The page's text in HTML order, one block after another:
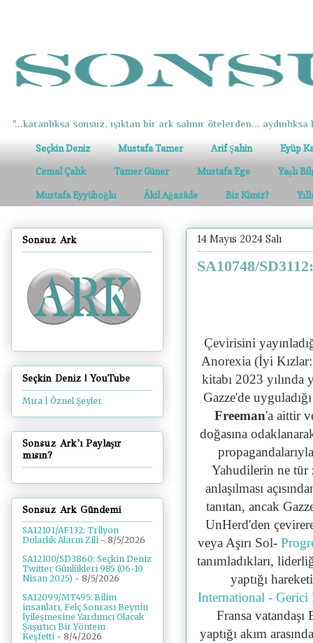
"...karanlıksa sonsuz, ışıktan bir ark salınır ötelerden... aydınlıksa
Seçkin Deniz Mustafa Tamer Arif Şahin Eyüp
Cemal Çalık Tamer Güner Mustafa Ege Yaşlı
Mustafa Eyyüboğlu Âkil Ağazâde Biz Kimiz?
14 Mayıs 2024 Salı
SA10748/
Çevirisini
Anorexia (İyi
kitabı 2023 yılında
Gazze'de
Freeman'a aittir
doğasına
Yahudilerin ne tür
anlaşılması
tanıtan, ancak
UnHerd'den
veya Aşırı Sol-
tanımladıkları,
yaptığı
International - Gerici
Fransa
yaptığı akım
Sonsuz Ark
Seçkin Deniz | YouTube
Mıra | Öznel Şeyler
Sonsuz Ark'ı Paylaşır
mısın?
Sonsuz Ark Gündemi
SA12101/AF132: Trilyon
Dolarlık Alarm Zili - 8/5/2026
SA12100/SD3860: Seçkin Deniz
Twitter Günlükleri 985 (06-10
Nisan 2025) - 8/5/2026
SA12099/MT495: Bilim
insanları, Felç Sonrası Beynin
İyileşmesine Yardımcı Olacak
Şaşırtıcı Bir Yöntem
Keşfetti - 8/4/2026